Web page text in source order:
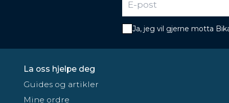
Ja, jeg vil gjerne motta
La oss hjelpe deg
Guides og artikler
Mine ordre